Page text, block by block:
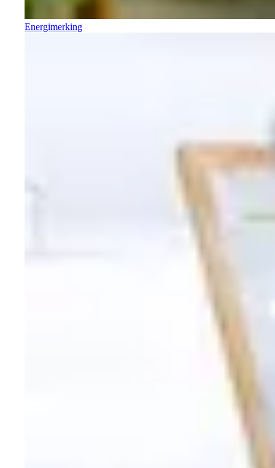
Energimerking